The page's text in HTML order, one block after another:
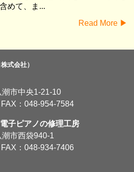
めて、ま...
Read More ▶︎
式会社）
市中央1-21-10
：048-954-7584
子ピアノの修理工房
市西袋940-1
：048-934-7406